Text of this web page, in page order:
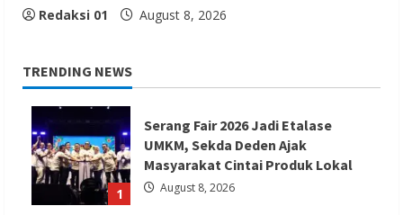
Redaksi 01 August 8, 2026
TRENDING NEWS
1
Serang Fair 2026 Jadi Etalase
UMKM, Sekda Deden Ajak
Masyarakat Cintai Produk Lokal
August 8, 2026